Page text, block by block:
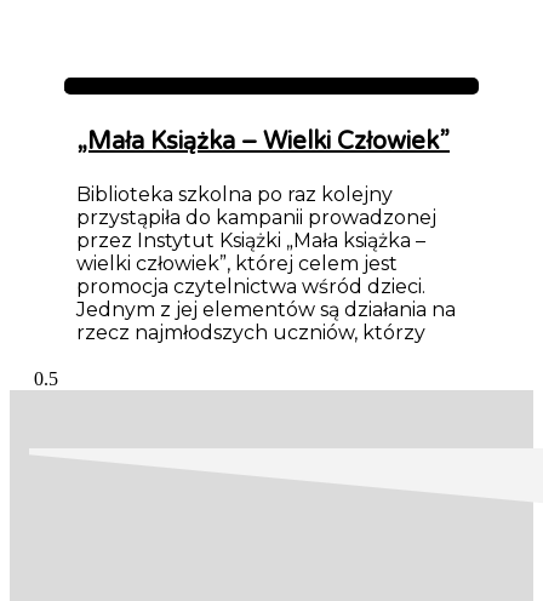
Aktualności
„Mała Książka – Wielki Człowiek”
Biblioteka szkolna po raz kolejny
przystąpiła do kampanii prowadzonej
przez Instytut Książki „Mała książka –
wielki człowiek”, której celem jest
promocja czytelnictwa wśród dzieci.
Jednym z jej elementów są działania na
rzecz najmłodszych uczniów, którzy